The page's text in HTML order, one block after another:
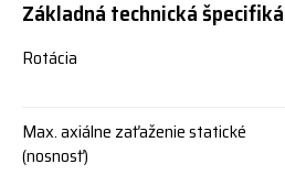
Základná technická
Rotácia
Max. axiálne zaťaženie statické
(nosnosť)